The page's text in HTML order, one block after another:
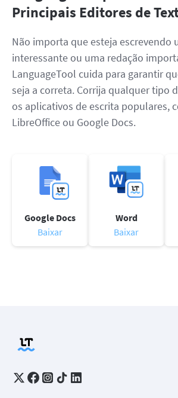
Principais Editores de
Não importa que esteja escrevendo
interessante ou uma redação
LanguageTool cuida para garantir
seja a correta. Corrija qualquer tipo
os aplicativos de escrita populares,
LibreOffice ou Google Docs.
Google Docs
Baixar
Word
Baixar